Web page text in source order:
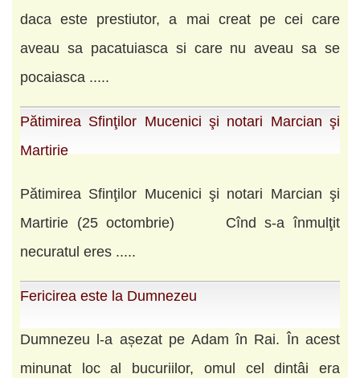
daca este prestiutor, a mai creat pe cei care
aveau sa pacatuiasca si care nu aveau sa se
pocaiasca .....
Pătimirea Sfinţilor Mucenici şi notari Marcian şi
Martirie
Pătimirea Sfinţilor Mucenici şi notari Marcian şi
Martirie (25 octombrie) Cînd s-a înmulţit
necuratul eres .....
Fericirea este la Dumnezeu
Dumnezeu l-a așezat pe Adam în Rai. În acest
minunat loc al bucuriilor, omul cel dintâi era